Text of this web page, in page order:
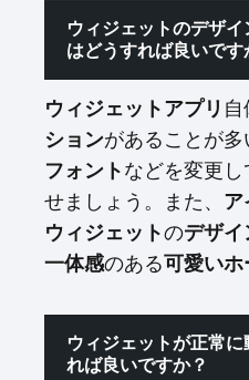
ウィジェットのデザ
はどうすれば良いです
ウィジェットアプリ
ションがあることが多
フォントなどを変更
せましょう。また、
ウィジェットのデザイ
一体感のある可愛い
ウィジェットが正常
れば良いですか？